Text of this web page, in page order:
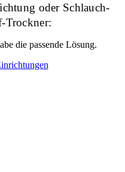
oder Schlauch-
Trockner:
die passende Lösung.